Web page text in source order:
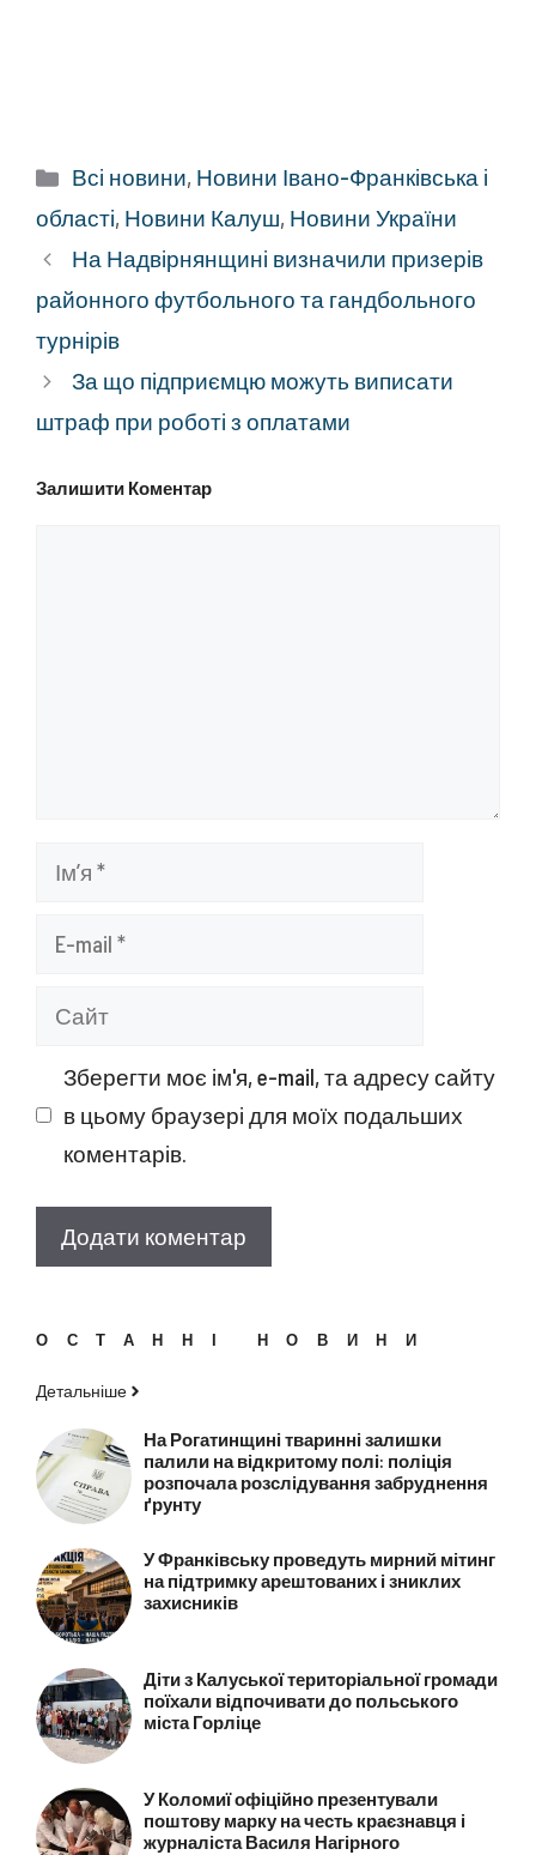
Категорії
Всі новини, Новини Івано-Франківська і
області, Новини Калуш, Новини України
На Надвірнянщині визначили призерів
районного футбольного та гандбольного
турнірів
За що підприємцю можуть виписати
штраф при роботі з оплатами
Залишити Коментар
Ім’я
Сайт
Зберегти моє ім'я, e-mail, та адресу сайту
в цьому браузері для моїх подальших
коментарів.
ОСТАННІ НОВИНИ
Детальніше
На Рогатинщині тваринні залишки
палили на відкритому полі: поліція
розпочала розслідування забруднення
ґрунту
У Франківську проведуть мирний мітинг
на підтримку арештованих і зниклих
захисників
Діти з Калуської територіальної громади
поїхали відпочивати до польського
міста Горліце
У Коломиї офіційно презентували
поштову марку на честь краєзнавця і
журналіста Василя Нагірного